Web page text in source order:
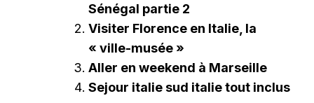
Sénégal partie 2
Visiter Florence en Italie, la
« ville-musée »
Aller en weekend à Marseille
Sejour italie sud italie tout inclus